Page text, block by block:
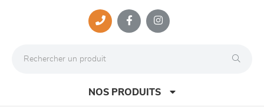
NOS PRODUITS